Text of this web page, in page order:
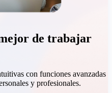
de trabajar
con funciones avanzadas
y profesionales.